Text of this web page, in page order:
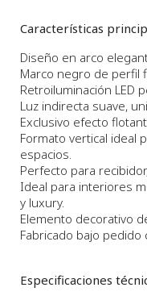
Características
Diseño en arco
Marco negro de perfil
Retroiluminación LED
Luz indirecta suave,
Exclusivo efecto
Formato vertical ideal
espacios.
Perfecto para
Ideal para interiores
y luxury.
Elemento decorativo
Fabricado bajo
Especificaciones